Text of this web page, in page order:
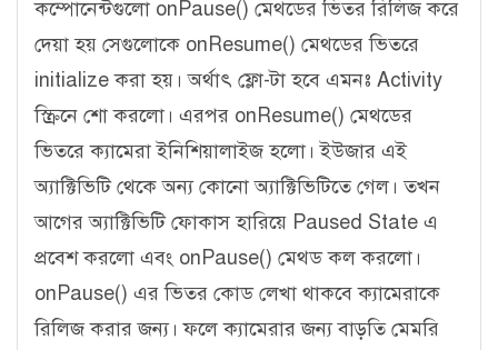
কম্পোনেন্টগুলো onPause() মেথডের ভিতর রিলিজ করে
দেয়া হয় সেগুলোকে onResume() মেথডের ভিতরে
initialize করা হয়। অর্থাৎ ফ্লো-টা হবে এমনঃ Activity
স্ক্রিনে শো করলো। এরপর onResume() মেথডের
ভিতরে ক্যামেরা ইনিশিয়ালাইজ হলো। ইউজার এই
অ্যাক্টিভিটি থেকে অন্য কোনো অ্যাক্টিভিটিতে গেল। তখন
আগের অ্যাক্টিভিটি ফোকাস হারিয়ে Paused State এ
প্রবেশ করলো এবং onPause() মেথড কল করলো।
onPause() এর ভিতর কোড লেখা থাকবে ক্যামেরাকে
রিলিজ করার জন্য। ফলে ক্যামেরার জন্য বাড়তি মেমরি